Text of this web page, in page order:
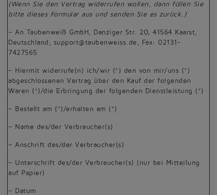
(Wenn Sie den Vertrag widerrufen wollen, dann füllen Sie
bitte dieses Formular aus und senden Sie es zurück.)
– An Taubenweiß GmbH, Danziger Str. 20, 41564 Kaarst,
Deutschland, support@taubenweiss.de, Fax: 02131-
7427565
– Hiermit widerrufe(n) ich/wir (*) den von mir/uns (*)
abgeschlossenen Vertrag über den Kauf der folgenden
Waren (*)/die Erbringung der folgenden Dienstleistung (*)
– Bestellt am (*)/erhalten am (*)
– Name des/der Verbraucher(s)
– Anschrift des/der Verbraucher(s)
– Unterschrift des/der Verbraucher(s) (nur bei Mitteilung
auf Papier)
– Datum